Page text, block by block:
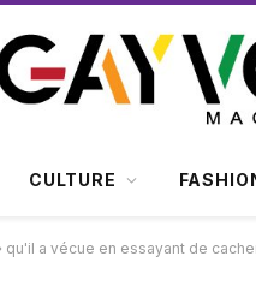
CULTURE
a vécue en essayant de